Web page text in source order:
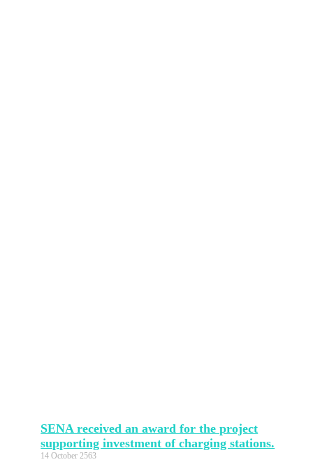
SENA received an award for the project
supporting investment of charging stations.
14 October 2563